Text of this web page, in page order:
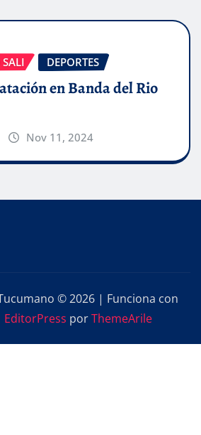
DEPORTES
en Banda del Rio
Nov 11, 2024
© 2026 | Funciona con
EditorPress porThemeArile